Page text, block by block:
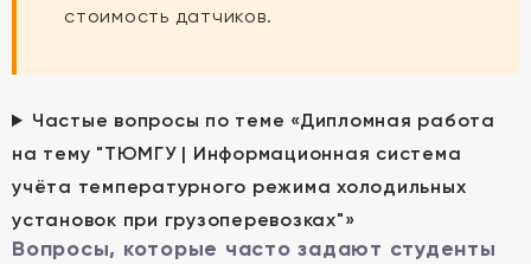
стоимость датчиков.
Частые вопросы по теме «Дипломная работа
на тему "ТЮМГУ | Информационная система
учёта температурного режима холодильных
установок при грузоперевозках"»
Вопросы, которые часто задают студенты